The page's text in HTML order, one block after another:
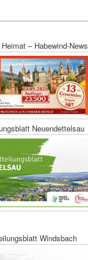
– Habewind-News
Neuendettelsau
Windsbach